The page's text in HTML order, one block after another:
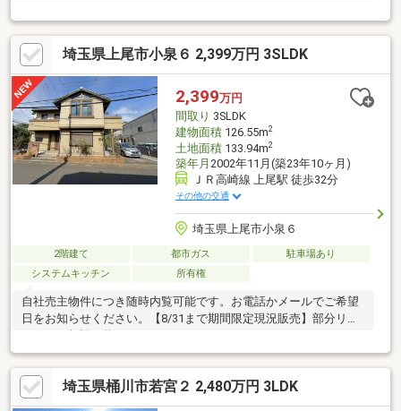
埼玉県上尾市小泉６ 2,399万円 3SLDK
2,399万円
間取り 3SLDK
建物面積126.55m2
土地面積133.94m2
築年月 2002年11月(築23年10ヶ月)
ＪＲ高崎線 上尾駅 徒歩32分
その他の交通
埼玉県上尾市小泉６
2階建て 都市ガス
駐車場あり
システムキッチン
所有権
自社売主物件につき随時内覧可能です。お電話かメールでご希望
日をお知らせください。【8/31まで期間限定現況販売】部分リフ
埼玉県桶川市若宮２ 2,480万円 3LDK